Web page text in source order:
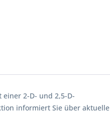
2-D- und 2,5-D-
informiert Sie über aktuelle